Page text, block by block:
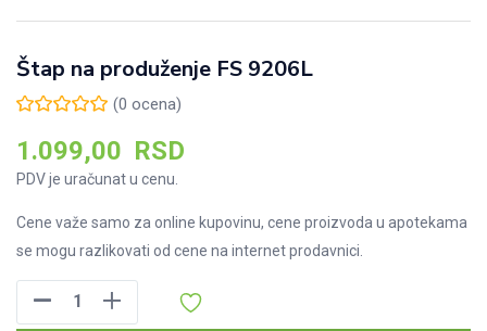
Štap na produženje FS 9206L
(0 ocena)
1.099,00 RSD
PDV je uračunat u cenu.
Cene važe samo za online kupovinu, cene proizvoda u apotekama
se mogu razlikovati od cene na internet prodavnici.
na